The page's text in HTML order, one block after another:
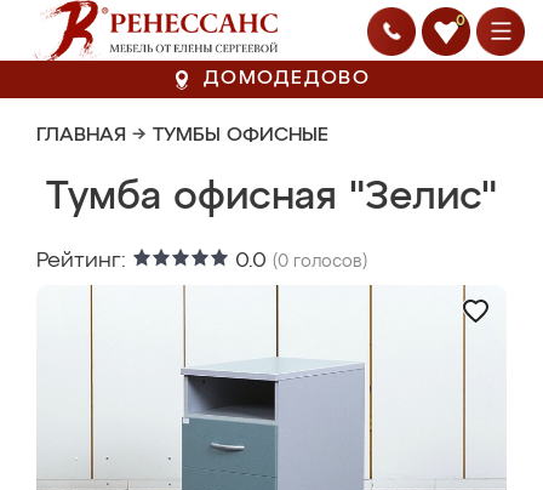
0
ДОМОДЕДОВО
ГЛАВНАЯ → ТУМБЫ ОФИСНЫЕ
Тумба офисная "Зелис"
Рейтинг: 0.0 (0 голосов)